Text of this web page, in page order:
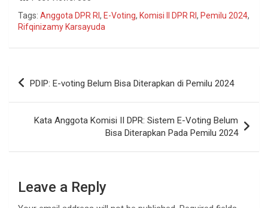
Tags: Anggota DPR RI , E-Voting, Komisi II DPR RI , Pemilu 2024,
Rifqinizamy Karsayuda
PDIP: E-voting Belum Bisa Diterapkan di Pemilu 2024
Kata Anggota Komisi II DPR: Sistem E-Voting Belum
Bisa Diterapkan Pada Pemilu 2024
Leave a Reply